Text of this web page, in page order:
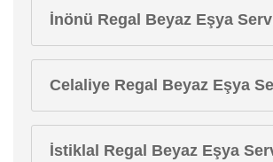
İnönü Regal Beyaz Eşya
Celaliye Regal Beyaz Eşya
İstiklal Regal Beyaz Eşya